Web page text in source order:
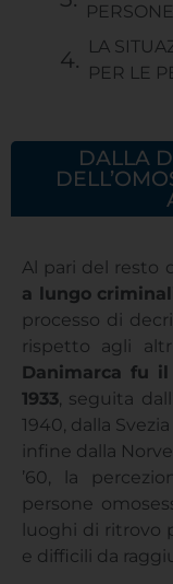
LA
PER LE
DALLA
Al pari del resto
a lungo
processo di
rispetto agli
Danimarca fu
1933, seguita
1940, dalla
infine dalla
’60, la
persone
luoghi di ritrovo
e difficili da